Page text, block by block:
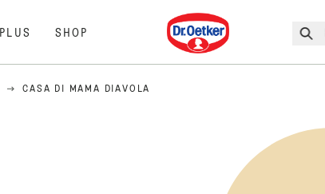
PLUS SHOP
Dr. Oetker
CASA DI MAMA DIAVOLA